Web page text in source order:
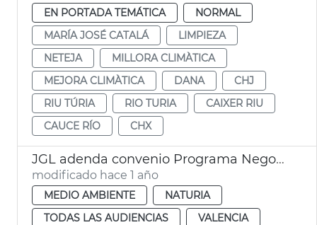
EN PORTADA TEMÁTICA
NORMAL
MARÍA JOSÉ CATALÁ
LIMPIEZA
NETEJA
MILLORA CLIMÀTICA
MEJORA CLIMÀTICA
DANA
CHJ
RIU TÚRIA
RIO TURIA
CAIXER RIU
CAUCE RÍO
CHX
JGL adenda convenio Programa Negocio Local Sostenible
modificado hace 1 año
MEDIO AMBIENTE
NATURIA
TODAS LAS AUDIENCIAS
VALENCIA